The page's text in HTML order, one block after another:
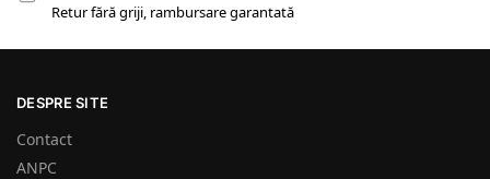
Retur fără griji, rambursare garantată
DESPRE SITE
Contact
ANPC